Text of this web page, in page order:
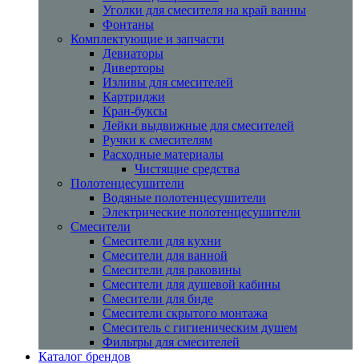
Уголки для смесителя на край ванны
Фонтаны
Комплектующие и запчасти
Девиаторы
Диверторы
Изливы для смесителей
Картриджи
Кран-буксы
Лейки выдвижные для смесителей
Ручки к смесителям
Расходные материалы
Чистящие средства
Полотенцесушители
Водяные полотенцесушители
Электрические полотенцесушители
Смесители
Смесители для кухни
Смесители для ванной
Смесители для раковины
Смесители для душевой кабины
Смесители для биде
Смесители скрытого монтажа
Смеситель с гигиеническим душем
Фильтры для смесителей
Каталог брендов